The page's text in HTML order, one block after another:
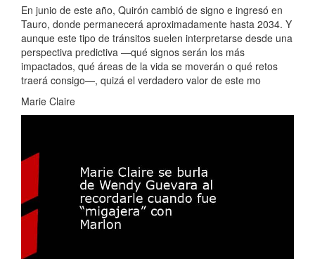
En junio de este año, Quirón cambió de signo e ingresó en
Tauro, donde permanecerá aproximadamente hasta 2034. Y
aunque este tipo de tránsitos suelen interpretarse desde una
perspectiva predictiva —qué signos serán los más
impactados, qué áreas de la vida se moverán o qué retos
traerá consigo—, quizá el verdadero valor de este mo
Marie Claire